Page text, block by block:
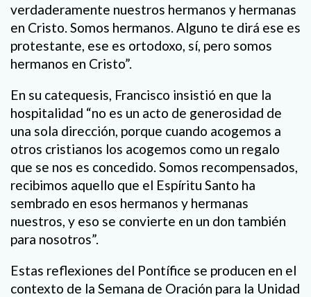
verdaderamente nuestros hermanos y hermanas
en Cristo. Somos hermanos. Alguno te dirá ese es
protestante, ese es ortodoxo, sí, pero somos
hermanos en Cristo”.
En su catequesis, Francisco insistió en que la
hospitalidad “no es un acto de generosidad de
una sola dirección, porque cuando acogemos a
otros cristianos los acogemos como un regalo
que se nos es concedido. Somos recompensados,
recibimos aquello que el Espíritu Santo ha
sembrado en esos hermanos y hermanas
nuestros, y eso se convierte en un don también
para nosotros”.
Estas reflexiones del Pontífice se producen en el
contexto de la Semana de Oración para la Unidad